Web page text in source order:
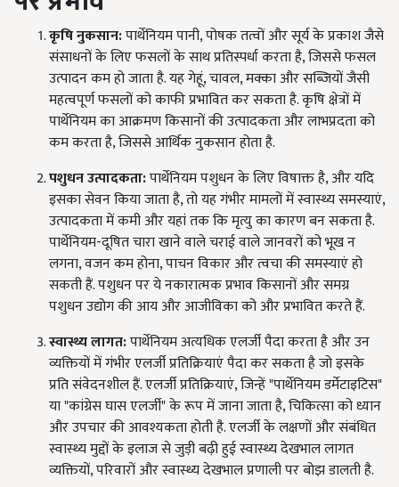
कृषि नुकसान:पार्थेनियम पानी, पोषक तत्वों और सूर्य के प्रकाश जैसे
संसाधनों के लिए फसलों के साथ प्रतिस्पर्धा करता है, जिससे फसल
उत्पादन कम हो जाता है. यह गेहूं, चावल, मक्का और सब्जियों जैसी
महत्वपूर्ण फसलों को काफी प्रभावित कर सकता है. कृषि क्षेत्रों में
पार्थेनियम का आक्रमण किसानों की उत्पादकता और लाभप्रदता को
कम करता है, जिससे आर्थिक नुकसान होता है.
पशुधन उत्पादकता:पार्थेनियम पशुधन के लिए विषाक्त है, और यदि
इसका सेवन किया जाता है, तो यह गंभीर मामलों में स्वास्थ्य समस्याएं,
उत्पादकता में कमी और यहां तक कि मृत्यु का कारण बन सकता है.
पार्थेनियम-दूषित चारा खाने वाले चराई वाले जानवरों को भूख न
लगना, वजन कम होना, पाचन विकार और त्वचा की समस्याएं हो
सकती हैं. पशुधन पर ये नकारात्मक प्रभाव किसानों और समग्र
पशुधन उद्योग की आय और आजीविका को और प्रभावित करते हैं.
स्वास्थ्य लागत:पार्थेनियम अत्यधिक एलर्जी पैदा करता है और उन
व्यक्तियों में गंभीर एलर्जी प्रतिक्रियाएं पैदा कर सकता है जो इसके
प्रति संवेदनशील हैं. एलर्जी प्रतिक्रियाएं, जिन्हें "पार्थेनियम डर्मेटाइटिस"
या "कांग्रेस घास एलर्जी" के रूप में जाना जाता है, चिकित्सा को ध्यान
और उपचार की आवश्यकता होती है. एलर्जी के लक्षणों और संबंधित
स्वास्थ्य मुद्दों के इलाज से जुड़ी बढ़ी हुई स्वास्थ्य देखभाल लागत
व्यक्तियों, परिवारों और स्वास्थ्य देखभाल प्रणाली पर बोझ डालती है.